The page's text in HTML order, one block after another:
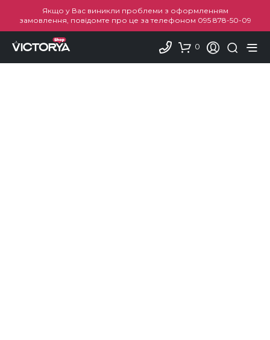
Якщо у Вас виникли проблеми з оформленням
замовлення, повідомте про це за телефоном 095 878-50-09
0